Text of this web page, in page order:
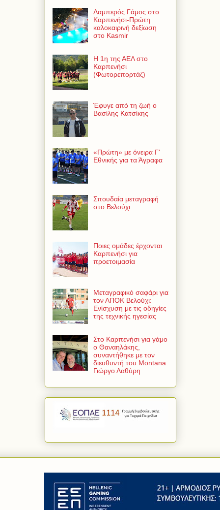
Λαμπερός Γάμος στο
Καρπενήσι-Πρώτη
καλοκαιρινή δεξίωση
στο Kasmir
Η 1η της ΑΕΛ στο
Καρπενήσι
(Φωτορεπορτάζ)
Έφυγε από τη ζωή ο
Βασίλης Κατσίκης
«Πρώτη» με όνειρα Γ'
Εθνικής για τα Άγραφα
Σπουδαία μεταγραφή
στο Βελούχι
Ποιες ομάδες έρχονται
Καρπενήσι για
προετοιμασία
Μεταγραφικό σαφάρι για
τον ΑΠΟΚ Βελούχι:
Ενίσχυση με τις οδηγίες
της τεχνικής ηγεσίας
Στο Καρπενήσι για γάμο
ο Θαναηλάκης,
συναντήθηκε με τον
διευθυντή του Montana
Γιώργο Λαθύρη